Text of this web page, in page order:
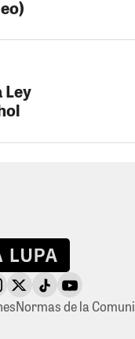
Ley
Normas de la